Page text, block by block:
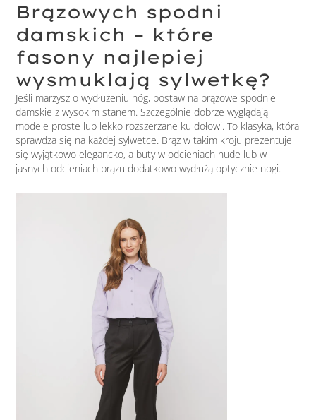
Brązowych spodni
damskich – które
fasony najlepiej
wysmuklają sylwetkę?
Jeśli marzysz o wydłużeniu nóg, postaw na brązowe spodnie
damskie z wysokim stanem. Szczególnie dobrze wyglądają
modele proste lub lekko rozszerzane ku dołowi. To klasyka, która
sprawdza się na każdej sylwetce. Brąz w takim kroju prezentuje
się wyjątkowo elegancko, a buty w odcieniach nude lub w
jasnych odcieniach brązu dodatkowo wydłużą optycznie nogi.